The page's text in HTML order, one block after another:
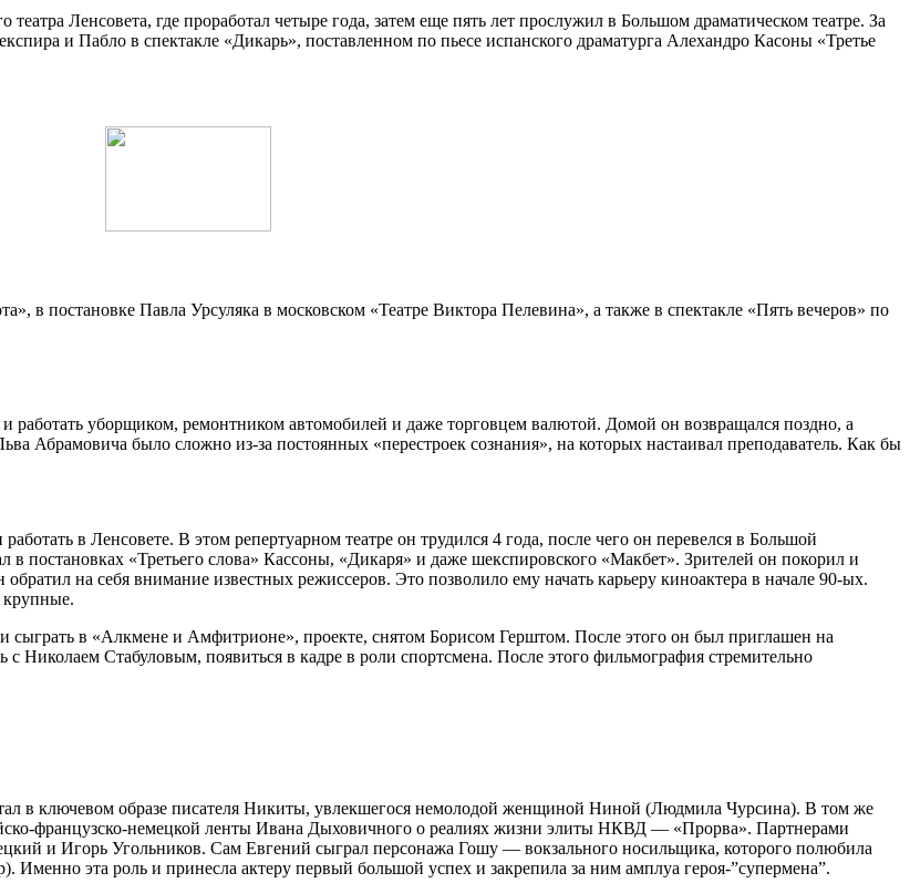
Ленсовета, где проработал четыре года, затем еще пять лет прослужил в Большом драматическом театре. За
и Пабло в спектакле «Дикарь», поставленном по пьесе испанского драматурга Алехандро Касоны «Третье
в постановке Павла Урсуляка в московском «Театре Виктора Пелевина», а также в спектакле «Пять вечеров» по
работать уборщиком, ремонтником автомобилей и даже торговцем валютой. Домой он возвращался поздно, а
Абрамовича было сложно из-за постоянных «перестроек сознания», на которых настаивал преподаватель. Как бы
в Ленсовете. В этом репертуарном театре он трудился 4 года, после чего он перевелся в Большой
в постановках «Третьего слова» Кассоны, «Дикаря» и даже шекспировского «Макбет». Зрителей он покорил и
на себя внимание известных режиссеров. Это позволило ему начать карьеру киноактера в начале 90-ых.
крупные.
в «Алкмене и Амфитрионе», проекте, снятом Борисом Герштом. После этого он был приглашен на
Николаем Стабуловым, появиться в кадре в роли спортсмена. После этого фильмография стремительно
в ключевом образе писателя Никиты, увлекшегося немолодой женщиной Ниной (Людмила Чурсина). В том же
французско-немецкой ленты Ивана Дыховичного о реалиях жизни элиты НКВД — «Прорва». Партнерами
и Игорь Угольников. Сам Евгений сыграл персонажа Гошу — вокзального носильщика, которого полюбила
эта роль и принесла актеру первый большой успех и закрепила за ним амплуа героя-”супермена”.